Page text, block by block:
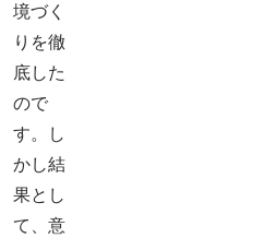
境づく
りを徹
底した
ので
す。し
かし結
果とし
て、意